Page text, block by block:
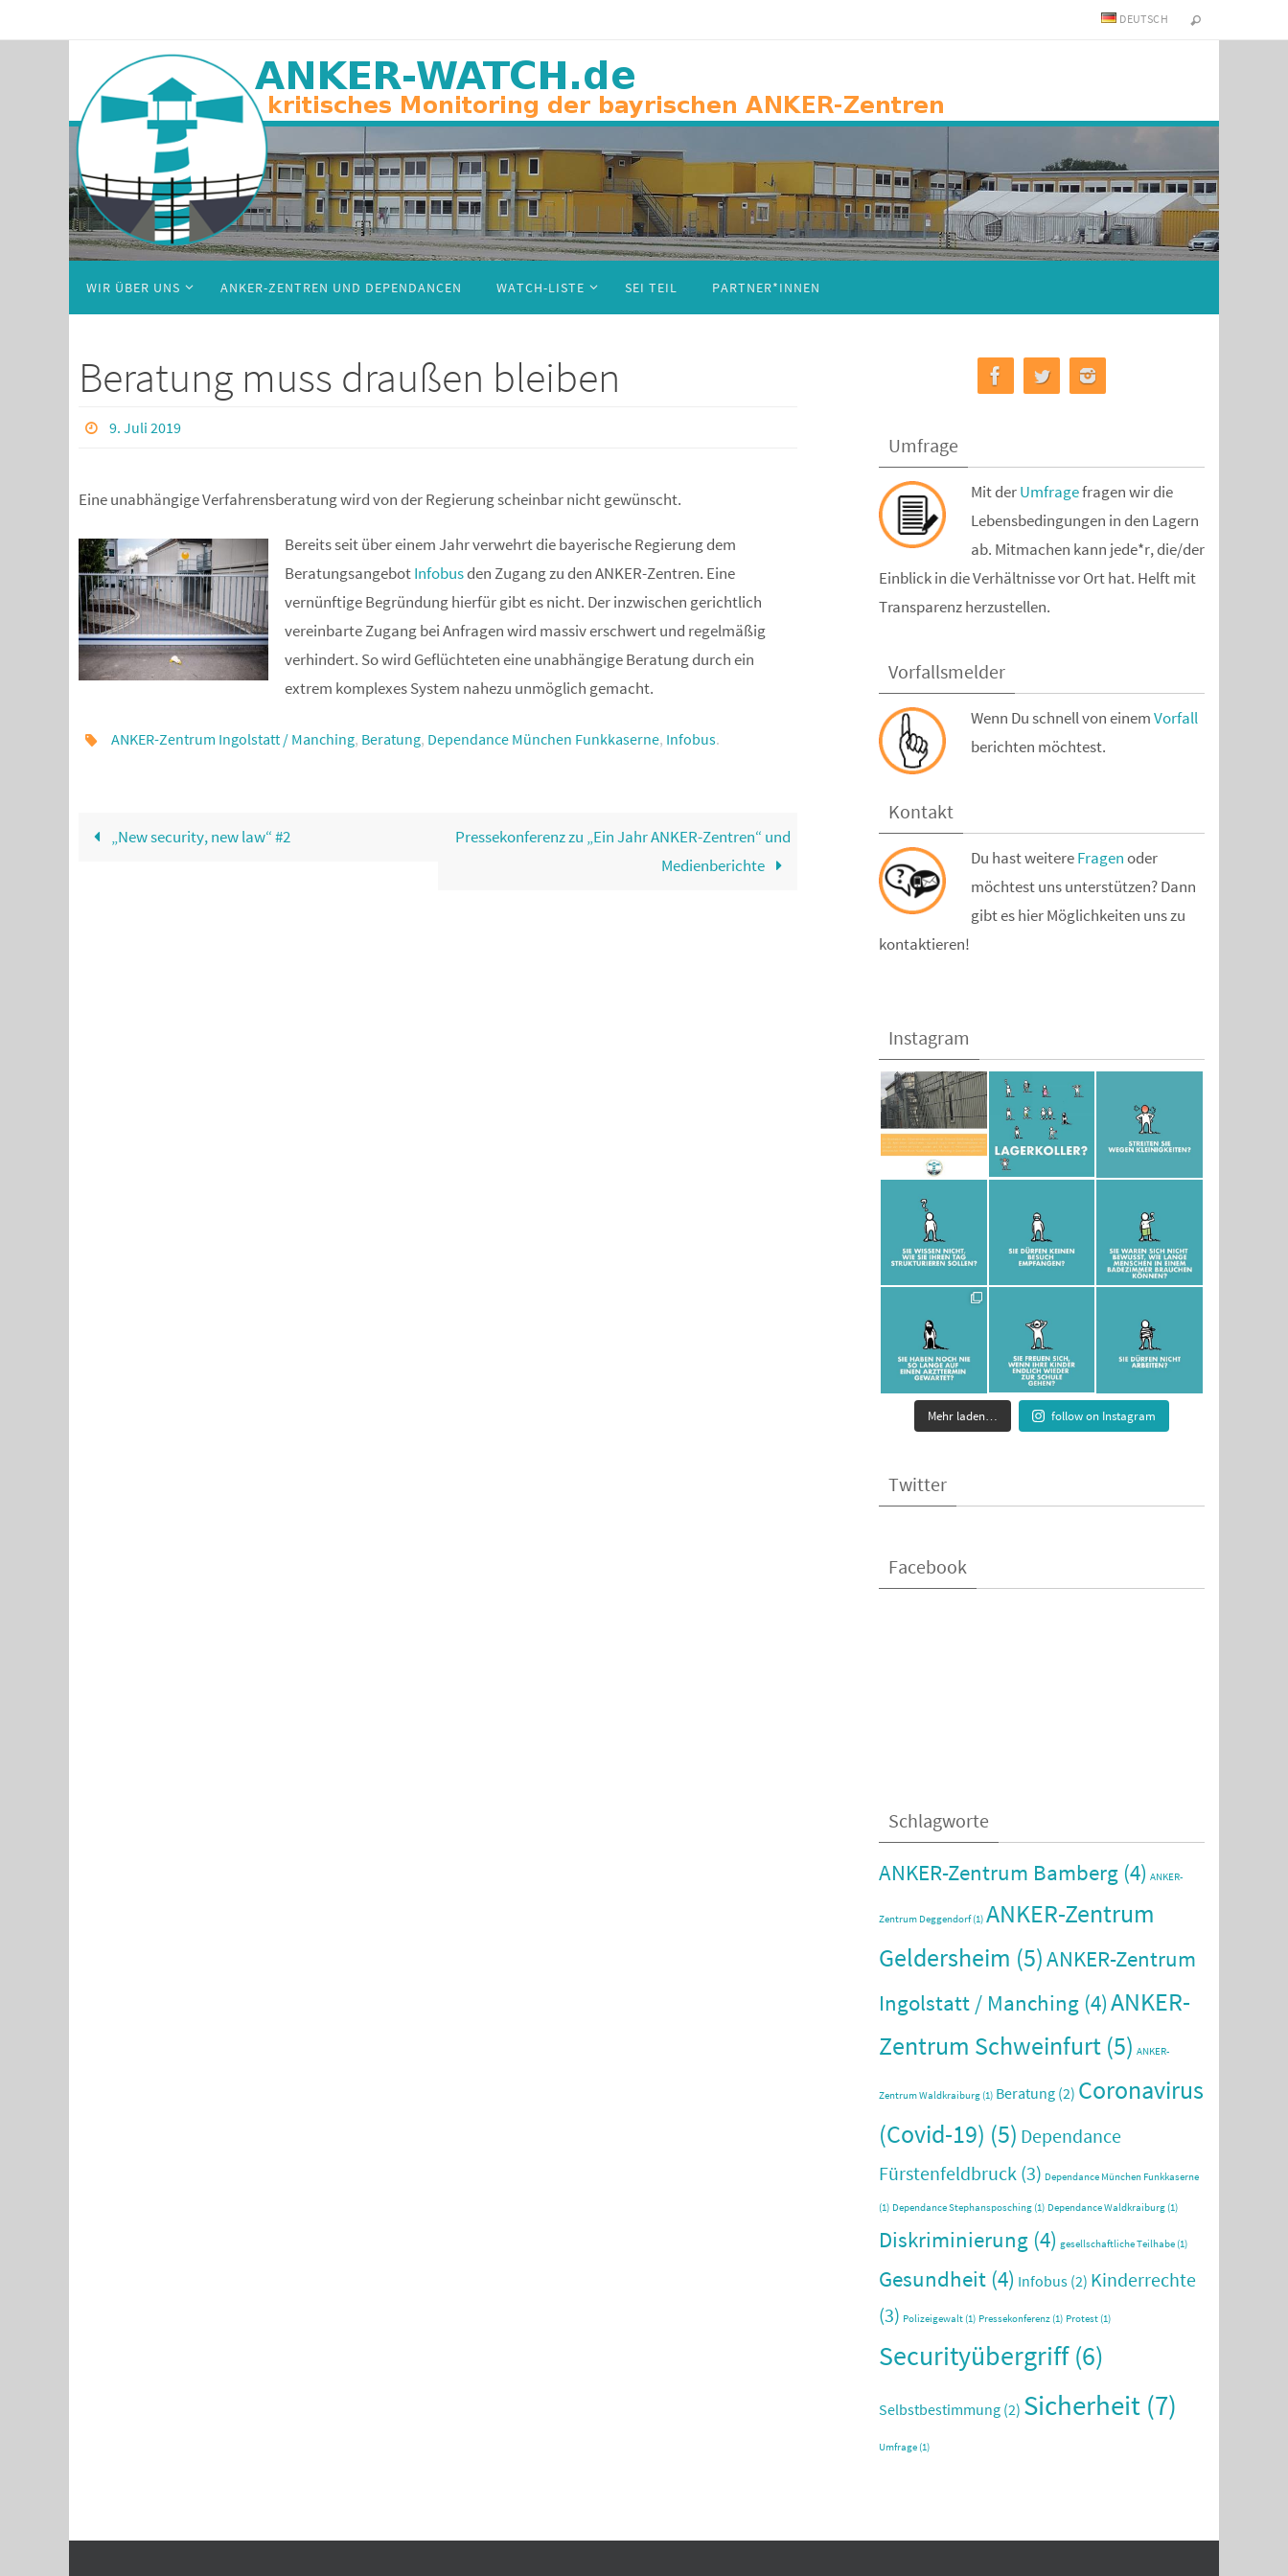
DEUTSCH
WIR ÜBER UNS ANKER-ZENTREN UND DEPENDANCEN WATCH-LISTE SEI TEIL PARTNER*INNEN
Beratung muss draußen bleiben
9. Juli 2019
Eine unabhängige Verfahrensberatung wird von der Regierung scheinbar nicht gewünscht.
Bereits seit über einem Jahr verwehrt die bayerische Regierung dem
BeratungsangebotInfobusden Zugang zu den ANKER-Zentren. Eine
vernünftige Begründung hierfür gibt es nicht. Der inzwischen gerichtlich
vereinbarte Zugang bei Anfragen wird massiv erschwert und regelmäßig
verhindert. So wird Geflüchteten eine unabhängige Beratung durch ein
extrem komplexes System nahezu unmöglich gemacht.
ANKER-Zentrum Ingolstatt / Manching, Beratung, Dependance München Funkkaserne, Infobus.
„New security, new law“ #2
Pressekonferenz zu „Ein Jahr ANKER-Zentren“ und
Medienberichte
Umfrage
Mit derUmfragefragen wir die
Lebensbedingungen in den Lagern
ab. Mitmachen kann jede*r, die/der
Einblick in die Verhältnisse vor Ort hat. Helft mit
Transparenz herzustellen.
Vorfallsmelder
Wenn Du schnell von einemVorfall
berichten möchtest.
Kontakt
Du hast weitereFragenoder
möchtest uns unterstützen? Dann
gibt es hier Möglichkeiten uns zu
kontaktieren!
Instagram
Mehr laden… follow on Instagram
Twitter
Facebook
Schlagworte
ANKER-Zentrum Bamberg (4) ANKER-
Zentrum Deggendorf(1) ANKER-Zentrum
Geldersheim (5)ANKER-Zentrum
Ingolstatt / Manching (4)ANKER-
Zentrum Schweinfurt (5) ANKER-
Zentrum Waldkraiburg (1) Beratung (2) Coronavirus
(Covid-19) (5) Dependance
Fürstenfeldbruck (3) Dependance München Funkkaserne
(1) Dependance Stephansposching (1) Dependance Waldkraiburg (1)
Diskriminierung (4) gesellschaftliche Teilhabe (1)
Gesundheit (4) Infobus (2) Kinderrechte
(3) Polizeigewalt (1) Pressekonferenz (1) Protest (1)
Securityübergriff(6)
Selbstbestimmung (2) Sicherheit (7)
Umfrage (1)